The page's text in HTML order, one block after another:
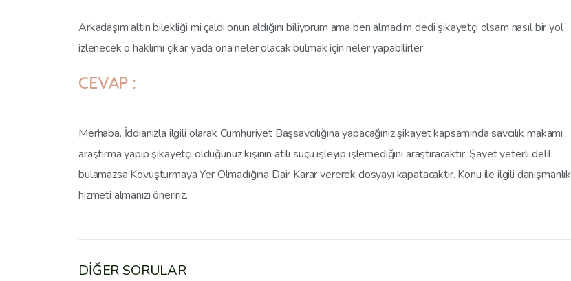
Arkadaşım altın bilekliği mi çaldı onun aldığını biliyorum ama ben almadım dedi şikayetçi olsam nasıl bir yol
izlenecek o haklımı çıkar yada ona neler olacak bulmak için neler yapabilirler
CEVAP :
Merhaba. İddianızla ilgili olarak Cumhuriyet Başsavcılığına yapacağınız şikayet kapsamında savcılık makamı
araştırma yapıp şikayetçi olduğunuz kişinin atılı suçu işleyip işlemediğini araştıracaktır. Şayet yeterli delil
bulamazsa Kovuşturmaya Yer Olmadığına Dair Karar vererek dosyayı kapatacaktır. Konu ile ilgili danışmanlık
hizmeti almanızı öneririz.
DİĞER SORULAR